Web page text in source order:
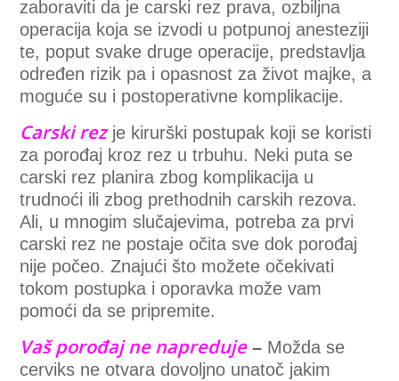
zaboraviti da je carski rez prava, ozbiljna
operacija koja se izvodi u potpunoj anesteziji
te, poput svake druge operacije, predstavlja
određen rizik pa i opasnost za život majke, a
moguće su i postoperativne komplikacije.
Carski rezje kirurški postupak koji se koristi
za porođaj kroz rez u trbuhu. Neki puta se
carski rez planira zbog komplikacija u
trudnoći ili zbog prethodnih carskih rezova.
Ali, u mnogim slučajevima, potreba za prvi
carski rez ne postaje očita sve dok porođaj
nije počeo. Znajući što možete očekivati
tokom postupka i oporavka može vam
pomoći da se pripremite.
Vaš porođaj ne napreduje– Možda se
cerviks ne otvara dovoljno unatoč jakim